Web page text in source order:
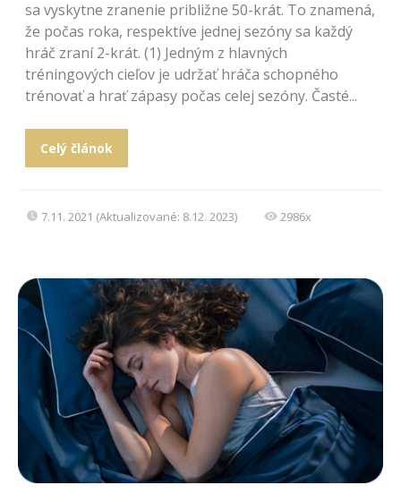
sa vyskytne zranenie približne 50-krát. To znamená,
že počas roka, respektíve jednej sezóny sa každý
hráč zraní 2-krát. (1) Jedným z hlavných
tréningových cieľov je udržať hráča schopného
trénovať a hrať zápasy počas celej sezóny. Časté...
Celý článok
7.11. 2021 (Aktualizované: 8.12. 2023) 2986x